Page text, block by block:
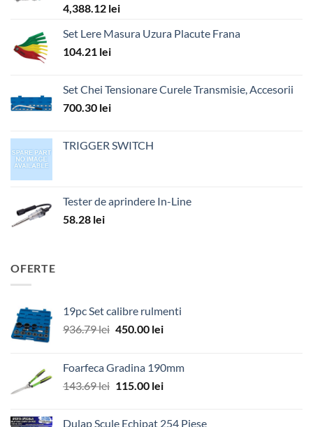
4,388.12 lei
Set Lere Masura Uzura Placute Frana
104.21 lei
Set Chei Tensionare Curele Transmisie, Accesorii
700.30 lei
TRIGGER SWITCH
Tester de aprindere In-Line
58.28 lei
OFERTE
19pc Set calibre rulmenti
936.79lei Prețul
fost:
936.79 lei.
450.00 leiPrețul
450.00 lei.
Foarfeca Gradina 190mm
143.69lei Prețul
115.00 leiPrețul
Dulap Scule Echipat 254 Piese